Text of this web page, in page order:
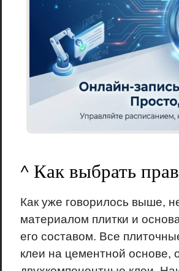
^ Как выбрать
Как уже говорилось выше,
материалом плитки и
его составом. Все
клеи на цементной основе,